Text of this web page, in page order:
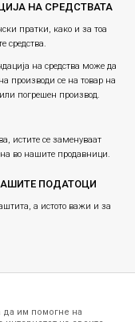
НА СРЕДСТВАТА
пратки, како и за тоа
средства.
на средства може да
производи се на товар на
погрешен производ.
истите се заменуваат
во нашите продавници.
ПОДАТОЦИ
а истото важи и за
да им помогне на